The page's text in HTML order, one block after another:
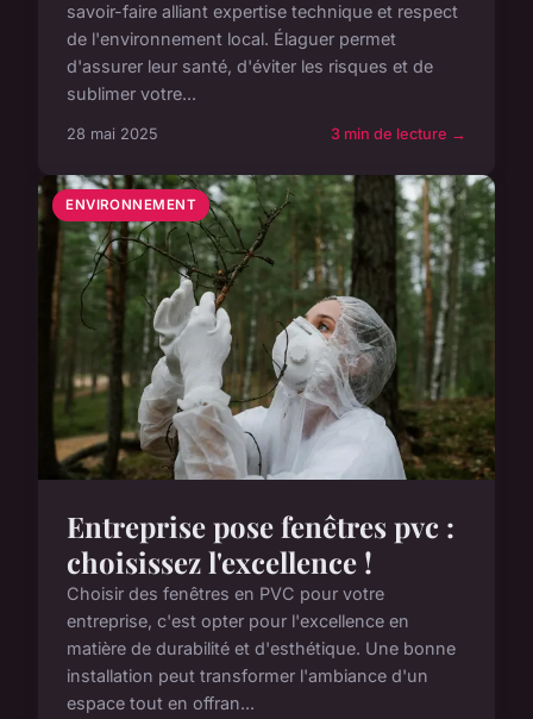
savoir-faire alliant expertise technique et respect
de l'environnement local. Élaguer permet
d'assurer leur santé, d'éviter les risques et de
sublimer votre...
28 mai 2025 3 min de lecture →
ENVIRONNEMENT
Entreprise pose fenêtres pvc :
choisissez l'excellence !
Choisir des fenêtres en PVC pour votre
entreprise, c'est opter pour l'excellence en
matière de durabilité et d'esthétique. Une bonne
installation peut transformer l'ambiance d'un
espace tout en offran...